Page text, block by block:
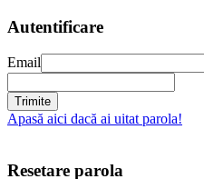
Autentificare
Email
Apasă aici dacă ai uitat parola!
Resetare parola